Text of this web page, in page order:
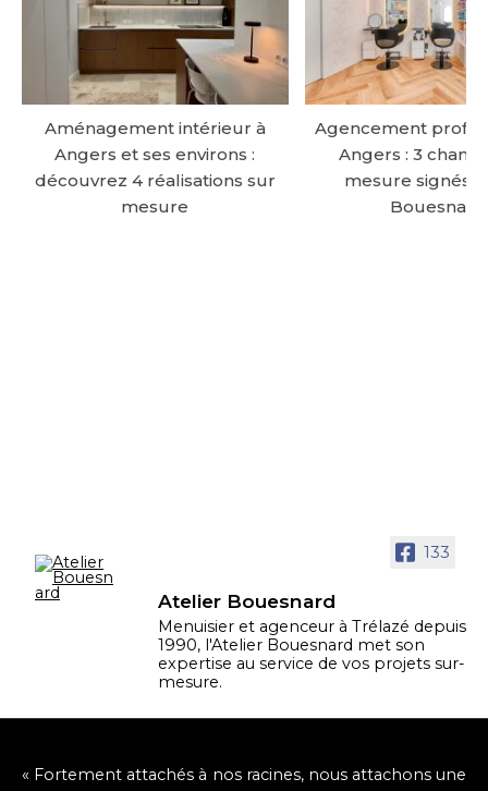
Aménagement intérieur à
Angers et ses environs :
découvrez 4 réalisations sur
mesure
Agencement
Angers : 3
mesure signés
Bouesnard
133
Atelier Bouesnard
Menuisier et agenceur à Trélazé depuis
1990, l'Atelier Bouesnard met son
expertise au service de vos projets sur-
mesure.
« Fortement attachés à nos racines, nous attachons une